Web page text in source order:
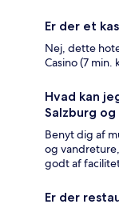
Er der et
Nej, dette
Casino (7
Hvad kan
Salzburg
Benyt dig af
og
godt af
Er der